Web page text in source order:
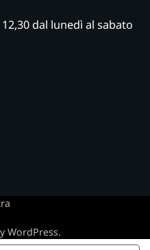
dal lunedì al sabato
WordPress.